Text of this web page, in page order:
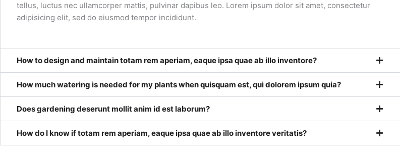
tellus, luctus nec ullamcorper mattis, pulvinar dapibus leo. Lorem ipsum dolor sit amet, consectetur
adipisicing elit, sed do eiusmod tempor incididunt.
How to design and maintain totam rem aperiam, eaque ipsa quae ab illo inventore?
How much watering is needed for my plants when quisquam est, qui dolorem ipsum quia?
Does gardening deserunt mollit anim id est laborum?
How do I know if totam rem aperiam, eaque ipsa quae ab illo inventore veritatis?